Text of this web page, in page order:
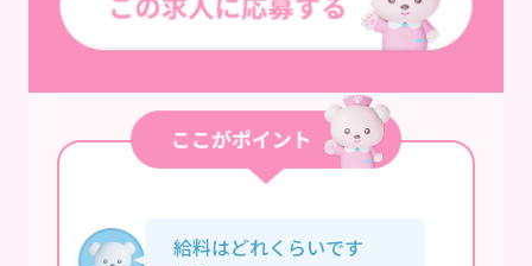
給料はどれくらいです